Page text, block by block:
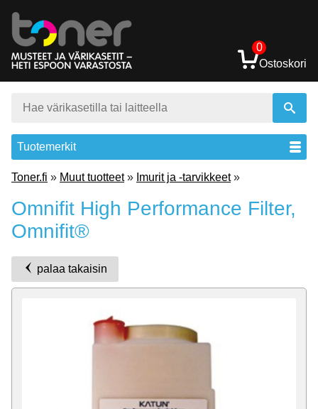
0
Ostoskori
Tuotemerkit
Toner.fi » Muut tuotteet» Imurit ja -tarvikkeet»
Omnifit High Performance Filter,
Omnifit®
palaa takaisin